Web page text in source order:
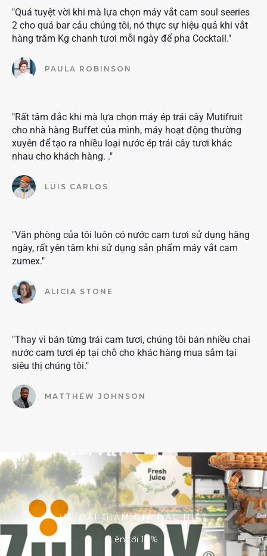
"Quá tuyệt vời khi mà lựa chọn máy vắt cam soul seeries
2 cho quá bar cảu chúng tôi, nó thực sự hiệu quả khi vắt
hàng trăm Kg chanh tươi mỗi ngày để pha Cocktail."
PAULA ROBINSON
"Rất tâm đắc khi mà lựa chọn máy ép trái cây Mutifruit
cho nhà hàng Buffet của mình, máy hoạt động thường
xuyên để tạo ra nhiều loại nước ép trái cây tươi khác
nhau cho khách hàng. ."
LUIS CARLOS
"Văn phòng của tôi luôn có nước cam tươi sử dụng hàng
ngày, rất yên tâm khi sử dụng sản phẩm máy vắt cam
zumex."
ALICIA STONE
"Thay vì bán từng trái cam tươi, chúng tôi bán nhiều chai
nước cam tươi ép tại chỗ cho khác hàng mua sắm tại
siêu thị chúng tôi."
MATTHEW JOHNSON
ƯU ĐÃI GIẢM GIÁ ĐẶC BIỆT
Lên tới 10%